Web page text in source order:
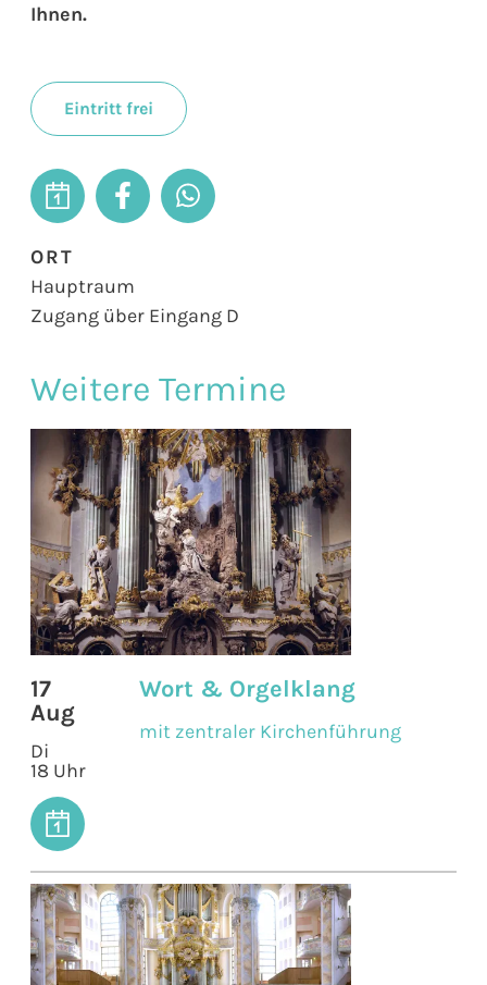
Ihnen.
Eintritt frei
ORT
Hauptraum
Zugang über Eingang D
Weitere Termine
17
Aug
Di
18 Uhr
Wort & Orgelklang
mit zentraler Kirchenführung